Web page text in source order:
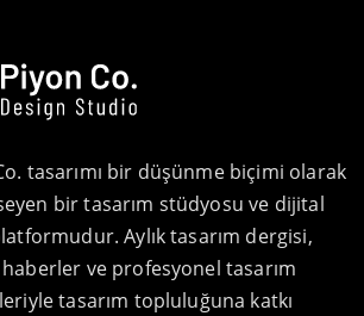
tasarımı bir düşünme biçimi olarak
bir tasarım stüdyosu ve dijital
Aylık tasarım dergisi,
ve profesyonel tasarım
tasarım topluluğuna katkı